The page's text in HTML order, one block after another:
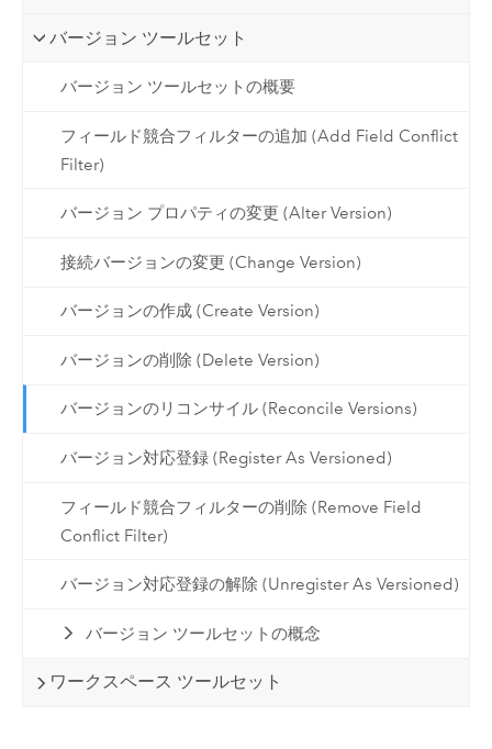
バージョン ツールセット
バージョン ツールセットの概要
フィールド競合フィルターの追加 (Add Field Conflict
Filter)
バージョン プロパティの変更 (Alter Version)
接続バージョンの変更 (Change Version)
バージョンの作成 (Create Version)
バージョンの削除 (Delete Version)
バージョンのリコンサイル (Reconcile Versions)
バージョン対応登録 (Register As Versioned)
フィールド競合フィルターの削除 (Remove Field
Conflict Filter)
バージョン対応登録の解除 (Unregister As Versioned)
バージョン ツールセットの概念
ワークスペース ツールセット